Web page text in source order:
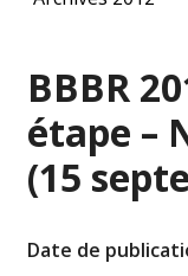
BBBR
étape –
(15
Date de